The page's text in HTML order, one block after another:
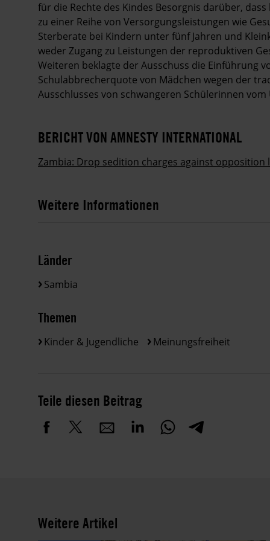
für die Rechte des Kindes Besorgnis darüber,
zu einer Reihe von Versorgungsleistungen wie
Sterberate bei Kindern unter fünf Jahren und
weder Zugang zu Leistungen der reproduktiven
Weiteren beklagte der Ausschuss die Einführung
Schulabbrecherquote von Mädchen wegen der
Ausschlusses von schwangeren Schülerinnen
BERICHT VON AMNESTY INTERNATIONAL
Zambia: Drop sedition charges against opposition
Weitere Informationen
Länder
Sambia
Themen
Kinder & Jugendliche Meinungsfreiheit
Teile diesen Beitrag
Weitere Artikel